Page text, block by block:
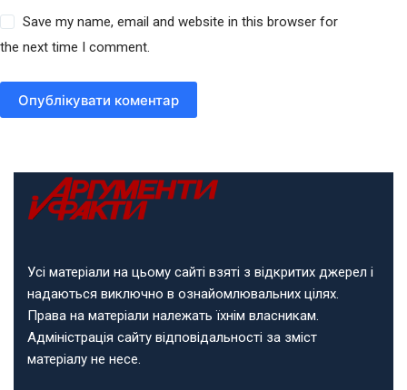
Save my name, email and website in this browser for
the next time I comment.
Опублікувати коментар
Усі матеріали на цьому сайті взяті з відкритих джерел і
надаються виключно в ознайомлювальних цілях.
Права на матеріали належать їхнім власникам.
Адміністрація сайту відповідальності за зміст
матеріалу не несе.